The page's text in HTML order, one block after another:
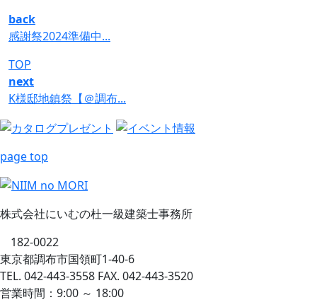
back
感謝祭2024準備中...
TOP
next
K様邸地鎮祭【＠調布...
page top
株式会社にいむの杜一級建築士事務所
182-0022
東京都調布市国領町1-40-6
TEL. 042-443-3558 FAX. 042-443-3520
営業時間：9:00 ～ 18:00